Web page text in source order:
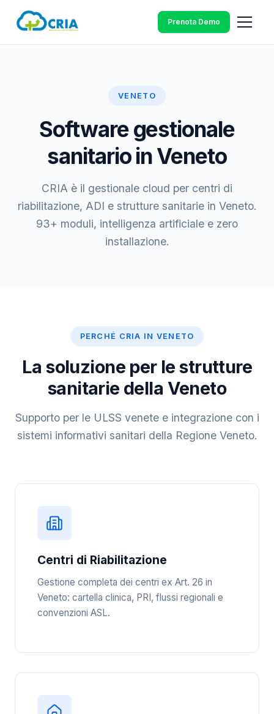
Prenota Demo
VENETO
Software gestionale
sanitario in Veneto
CRIA è il gestionale cloud per centri di
riabilitazione, ADI e strutture sanitarie in Veneto.
93+ moduli, intelligenza artificiale e zero
installazione.
PERCHÉ CRIA IN VENETO
La soluzione per le strutture
sanitarie della Veneto
Supporto per le ULSS venete e integrazione con i
sistemi informativi sanitari della Regione Veneto.
Centri di Riabilitazione
Gestione completa dei centri ex Art. 26 in
Veneto: cartella clinica, PRI, flussi regionali e
convenzioni ASL.